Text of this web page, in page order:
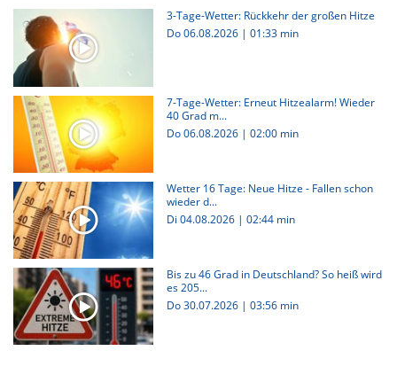
3-Tage-Wetter: Rückkehr der großen Hitze
Do 06.08.2026 | 01:33 min
7-Tage-Wetter: Erneut Hitzealarm! Wieder
40 Grad m...
Do 06.08.2026 | 02:00 min
Wetter 16 Tage: Neue Hitze - Fallen schon
wieder d...
Di 04.08.2026 | 02:44 min
Bis zu 46 Grad in Deutschland? So heiß wird
es 205...
Do 30.07.2026 | 03:56 min